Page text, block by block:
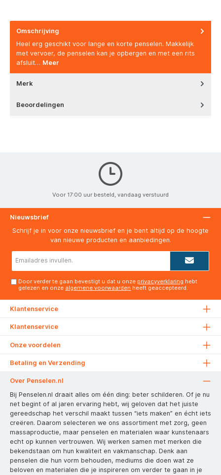
Omschrijving
Heel erg geschikt voor lange en korte penselen. Makkelijk
met vervoer, de penselen kan je opbergen en met een rits
afsluit… Meer
Merk
Beoordelingen
Voor 17:00 uur besteld, vandaag verstuurd
Nieuwsbrief
Schrijf je in voor onze nieuwsbrief en je bent altijd op de hoogte
van nieuwe producten en aanbiedingen.
Door verder te gaan bevestigt u dat u onze privacyverklaringhebt
gelezen en onzealgemene voorwaardenheeft geaccepteerd.
Klantenservice
Klantenservice
Onze voordelen
Betaling en Verzending
Over Penselen.nl
Bij Penselen.nl draait alles om één ding: beter schilderen. Of je nu
net begint of al jaren ervaring hebt, wij geloven dat het juiste
gereedschap het verschil maakt tussen “iets maken” en écht iets
creëren. Daarom selecteren we ons assortiment met zorg, geen
massaproductie, maar penselen en materialen waar kunstenaars
echt op kunnen vertrouwen. Wij werken samen met merken die
bekendstaan om hun kwaliteit en vakmanschap. Denk aan
penselen die hun vorm behouden, mediums die doen wat ze
beloven en materialen die je inspireren om verder te gaan in je